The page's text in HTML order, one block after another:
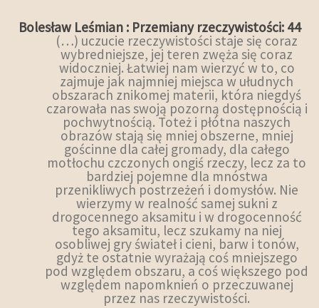
Bolesław Leśmian : Przemiany rzeczywistości: 44
(…) uczucie rzeczywistości staje się coraz
wybredniejsze, jej teren zwęża się coraz
widoczniej. Łatwiej nam wierzyć w to, co
zajmuje jak najmniej miejsca w ułudnych
obszarach znikomej materii, która niegdyś
czarowała nas swoją pozorną dostępnością i
pochwytnością. Toteż i płótna naszych
obrazów stają się mniej obszerne, mniej
gościnne dla całej gromady, dla całego
motłochu czczonych ongiś rzeczy, lecz za to
bardziej pojemne dla mnóstwa
przenikliwych postrzeżeń i domysłów. Nie
wierzymy w realność samej sukni z
drogocennego aksamitu i w drogocenność
tego aksamitu, lecz szukamy na niej
osobliwej gry świateł i cieni, barw i tonów,
gdyż te ostatnie wyrażają coś mniejszego
pod względem obszaru, a coś większego pod
względem napomknień o przeczuwanej
przez nas rzeczywistości.